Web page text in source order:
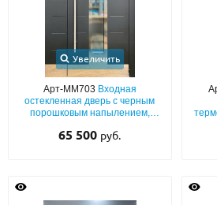
Увеличить
Арт-ММ703 Входная
остекленная дверь с черным
порошковым напылением,
боковой глухой вставкой,
65 500 руб.